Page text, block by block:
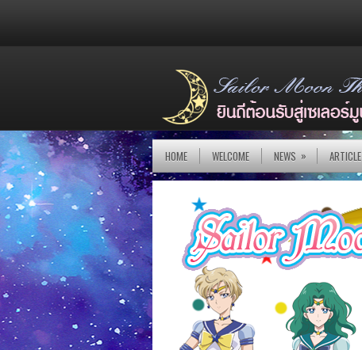
HOME WELCOME NEWS » ARTICLE